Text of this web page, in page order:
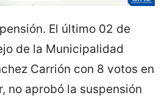
El último 02 de
de la Municipalidad
Carrión con 8 votos en
no aprobó la suspensión